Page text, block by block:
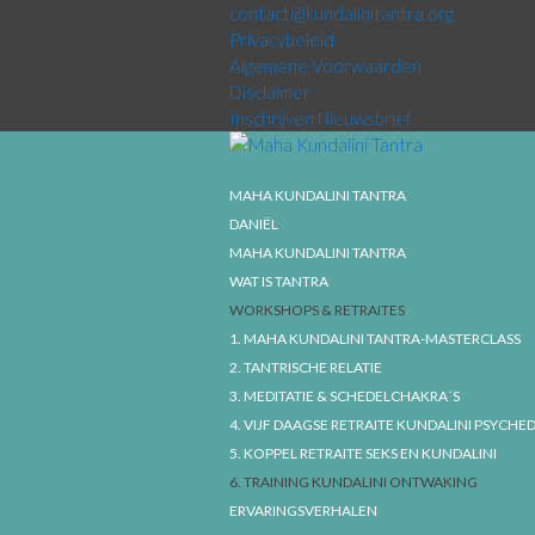
contact@kundalinitantra.org
Privacybeleid
Algemene Voorwaarden
Disclaimer
Inschrijven Nieuwsbrief
MAHA KUNDALINI TANTRA
DANIËL
MAHA KUNDALINI TANTRA
WAT IS TANTRA
WORKSHOPS & RETRAITES
1. MAHA KUNDALINI TANTRA-MASTERCLASS
2. TANTRISCHE RELATIE
3. MEDITATIE & SCHEDELCHAKRA´S
4. VIJF DAAGSE RETRAITE KUNDALINI
5. KOPPEL RETRAITE SEKS EN KUNDALINI
6. TRAINING KUNDALINI ONTWAKING
ERVARINGSVERHALEN